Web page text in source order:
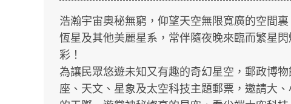
浩瀚宇宙奧秘無窮，仰望天空無限寬廣的空間裏
恆星及其他美麗星系，常伴隨夜晚來臨而繁星
彩！
為讓民眾悠遊未知又有趣的奇幻星空，郵政博
座、天文、星象及太空科技主題郵票，邀請大